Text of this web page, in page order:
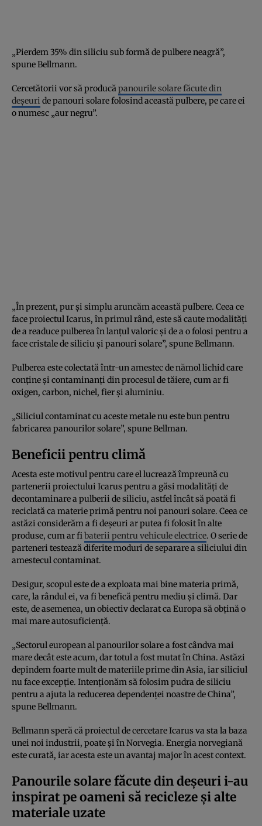
„Pierdem 35% din siliciu sub formă de pulbere neagră”,
spune Bellmann.
Cercetătorii vor să producăpanourile solare făcute din
deșeuri de panouri solare folosind această pulbere, pe care ei
o numesc „aur negru”.
„În prezent, pur și simplu aruncăm această pulbere. Ceea ce
face proiectul Icarus, în primul rând, este să caute modalități
de a readuce pulberea în lanțul valoric și de a o folosi pentru a
face cristale de siliciu și panouri solare”, spune Bellmann.
Pulberea este colectată într-un amestec de nămol lichid care
conține și contaminanți din procesul de tăiere, cum ar fi
oxigen, carbon, nichel, fier și aluminiu.
„Siliciul contaminat cu aceste metale nu este bun pentru
fabricarea panourilor solare”, spune Bellman.
Beneficii pentru climă
Acesta este motivul pentru care el lucrează împreună cu
partenerii proiectului Icarus pentru a găsi modalități de
decontaminare a pulberii de siliciu, astfel încât să poată fi
reciclată ca materie primă pentru noi panouri solare. Ceea ce
astăzi considerăm a fi deșeuri ar putea fi folosit în alte
produse, cum ar fibaterii pentru vehicule electrice. O serie de
parteneri testează diferite moduri de separare a siliciului din
amestecul contaminat.
Desigur, scopul este de a exploata mai bine materia primă,
care, la rândul ei, va fi benefică pentru mediu și climă. Dar
este, de asemenea, un obiectiv declarat ca Europa să obțină o
mai mare autosuficiență.
„Sectorul european al panourilor solare a fost cândva mai
mare decât este acum, dar totul a fost mutat în China. Astăzi
depindem foarte mult de materiile prime din Asia, iar siliciul
nu face excepție. Intenționăm să folosim pudra de siliciu
pentru a ajuta la reducerea dependenței noastre de China”,
spune Bellmann.
Bellmann speră că proiectul de cercetare Icarus va sta la baza
unei noi industrii, poate și în Norvegia. Energia norvegiană
este curată, iar acesta este un avantaj major în acest context.
Panourile solare făcute din deșeuri i-au
inspirat pe oameni să recicleze și alte
materiale uzate